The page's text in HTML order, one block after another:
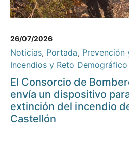
26/07/2026
Noticias, Portada, Prevención
Incendios y Reto Demográfico
El Consorcio de
envía un dispositivo
extinción del incendio
Castellón